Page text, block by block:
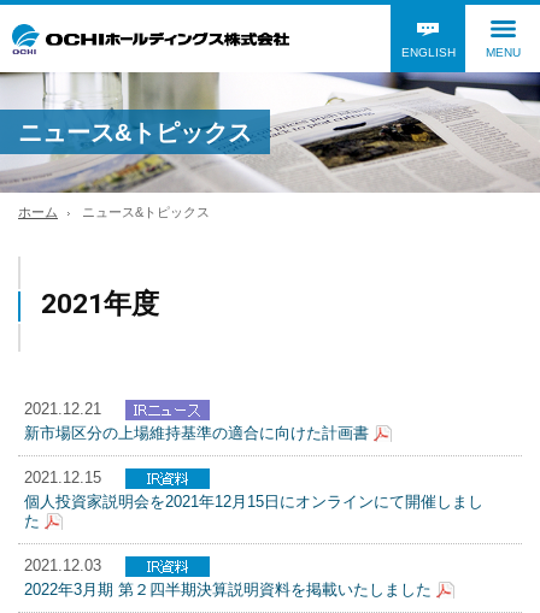
ENGLISH MENU
ニュース&トピックス
ホーム ニュース&トピックス
2021年度
2021.12.21
新市場区分の上場維持基準の適合に向けた計画書
2021.12.15
個人投資家説明会を2021年12月15日にオンラインにて開催しまし
た
2021.12.03
2022年3月期 第２四半期決算説明資料を掲載いたしました